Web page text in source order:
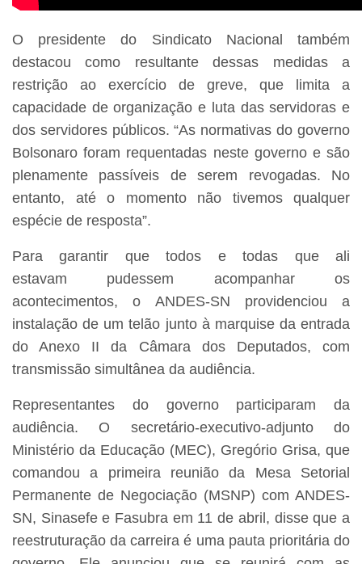
O presidente do Sindicato Nacional também
destacou como resultante dessas medidas a
restrição ao exercício de greve, que limita a
capacidade de organização e luta das servidoras e
dos servidores públicos. “As normativas do governo
Bolsonaro foram requentadas neste governo e são
plenamente passíveis de serem revogadas. No
entanto, até o momento não tivemos qualquer
espécie de resposta”.
Para garantir que todos e todas que ali
estavam pudessem acompanhar os
acontecimentos, o ANDES-SN providenciou a
instalação de um telão junto à marquise da entrada
do Anexo II da Câmara dos Deputados, com
transmissão simultânea da audiência.
Representantes do governo participaram da
audiência. O secretário-executivo-adjunto do
Ministério da Educação (MEC), Gregório Grisa, que
comandou a primeira reunião da Mesa Setorial
Permanente de Negociação (MSNP) com ANDES-
SN, Sinasefe e Fasubra em 11 de abril, disse que a
reestruturação da carreira é uma pauta prioritária do